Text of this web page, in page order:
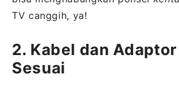
TV canggih, ya!
2. Kabel dan
Sesuai